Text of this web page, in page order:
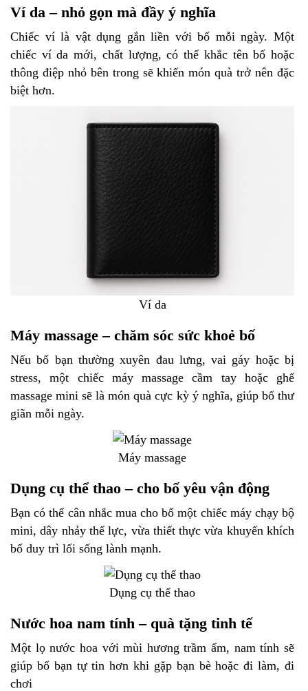
Ví da – nhỏ gọn mà đầy ý nghĩa
Chiếc ví là vật dụng gắn liền với bố mỗi ngày. Một
chiếc ví da mới, chất lượng, có thể khắc tên bố hoặc
thông điệp nhỏ bên trong sẽ khiến món quà trở nên đặc
biệt hơn.
Ví da
Máy massage – chăm sóc sức khoẻ bố
Nếu bố bạn thường xuyên đau lưng, vai gáy hoặc bị
stress, một chiếc máy massage cầm tay hoặc ghế
massage mini sẽ là món quà cực kỳ ý nghĩa, giúp bố thư
giãn mỗi ngày.
Máy massage
Dụng cụ thể thao – cho bố yêu vận động
Bạn có thể cân nhắc mua cho bố một chiếc máy chạy bộ
mini, dây nhảy thể lực, vừa thiết thực vừa khuyến khích
bố duy trì lối sống lành mạnh.
Dụng cụ thể thao
Nước hoa nam tính – quà tặng tinh tế
Một lọ nước hoa với mùi hương trầm ấm, nam tính sẽ
giúp bố bạn tự tin hơn khi gặp bạn bè hoặc đi làm, đi
chơi